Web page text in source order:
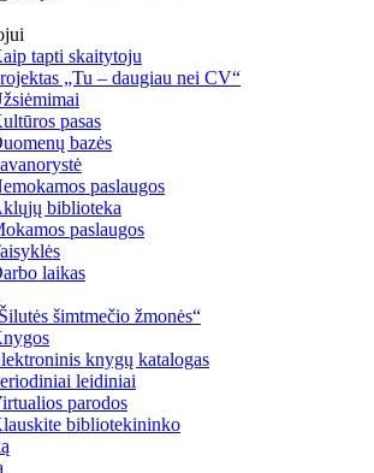
tapti skaitytoju
„Tu – daugiau nei CV“
pasas
bazės
paslaugos
biblioteka
paslaugos
laikas
šimtmečio žmonės“
knygų katalogas
leidiniai
parodos
bibliotekininko